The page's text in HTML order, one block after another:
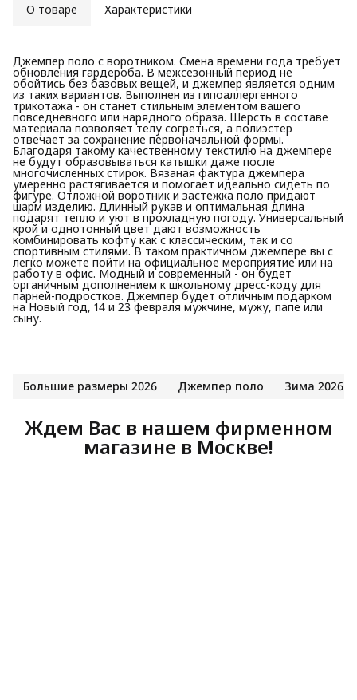
О товаре Характеристики
Джемпер поло с воротником. Смена времени года требует
обновления гардероба. В межсезонный период не
обойтись без базовых вещей, и джемпер является одним
из таких вариантов. Выполнен из гипоаллергенного
трикотажа - он станет стильным элементом вашего
повседневного или нарядного образа. Шерсть в составе
материала позволяет телу согреться, а полиэстер
отвечает за сохранение первоначальной формы.
Благодаря такому качественному текстилю на джемпере
не будут образовываться катышки даже после
многочисленных стирок. Вязаная фактура джемпера
умеренно растягивается и помогает идеально сидеть по
фигуре. Отложной воротник и застежка поло придают
шарм изделию. Длинный рукав и оптимальная длина
подарят тепло и уют в прохладную погоду. Универсальный
крой и однотонный цвет дают возможность
комбинировать кофту как с классическим, так и со
спортивным стилями. В таком практичном джемпере вы с
легко можете пойти на официальное мероприятие или на
работу в офис. Модный и современный - он будет
органичным дополнением к школьному дресс-коду для
парней-подростков. Джемпер будет отличным подарком
на Новый год, 14 и 23 февраля мужчине, мужу, папе или
сыну.
Большие размеры 2026 Джемпер поло Зима 2026
Ждем Вас в нашем фирменном
магазине в Москве!